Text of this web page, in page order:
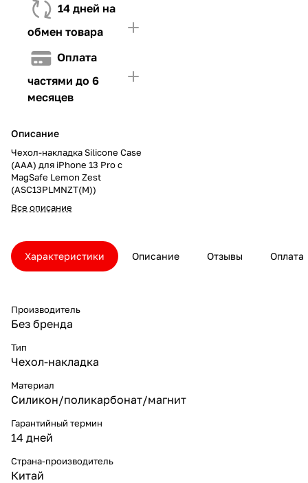
14 дней на
обмен товара
Оплата
частями до 6
месяцев
Описание
Чехол-накладка Silicone Case
(AAA) для iPhone 13 Pro с
MagSafe Lemon Zest
(ASC13PLMNZT(M))
Все описание
Характеристики Описание Отзывы Оплата
Производитель
Без бренда
Тип
Чехол-накладка
Материал
Силикон/поликарбонат/магнит
Гарантийный термин
14 дней
Страна-производитель
Китай